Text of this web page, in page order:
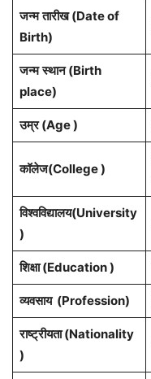
जन्म तारीख (Date of
Birth)
जन्म स्थान (Birth
place)
उम्र (Age )
कॉलेज(College )
विश्वविद्यालय(University
)
शिक्षा (Education )
व्यवसाय (Profession)
राष्ट्रीयता (Nationality
)